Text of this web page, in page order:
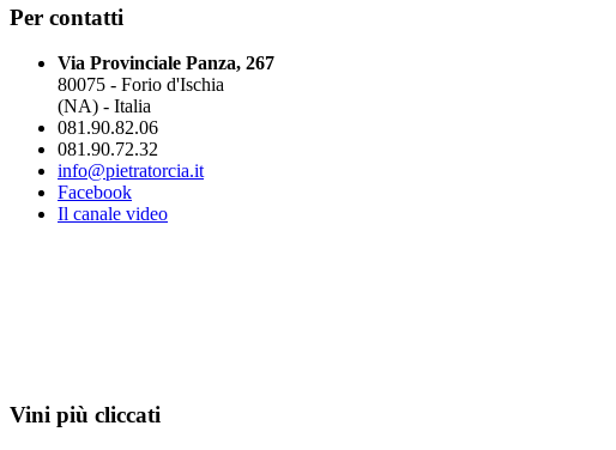
Per contatti
Via Provinciale Panza, 267
80075 - Forio d'Ischia
(NA) - Italia
081.90.82.06
081.90.72.32
info@pietratorcia.it
Facebook
Il canale video
Vini più cliccati